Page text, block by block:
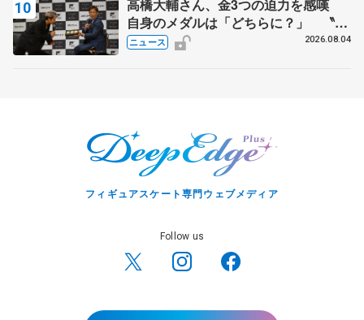
高橋大輔さん、金3つの迫力を感嘆
自身のメダルは「どちらに？」 〝リ
ス兄弟〟オリンピック3連覇の野村忠
ニュース 2026.08.04
フィギュアスケート専門ウェブメディア
Follow us